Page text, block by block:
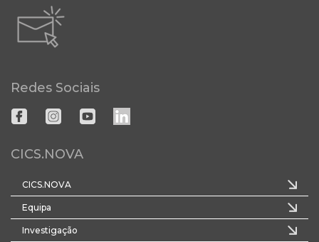
Redes Sociais
CICS.NOVA
CICS.NOVA
Equipa
Investigação